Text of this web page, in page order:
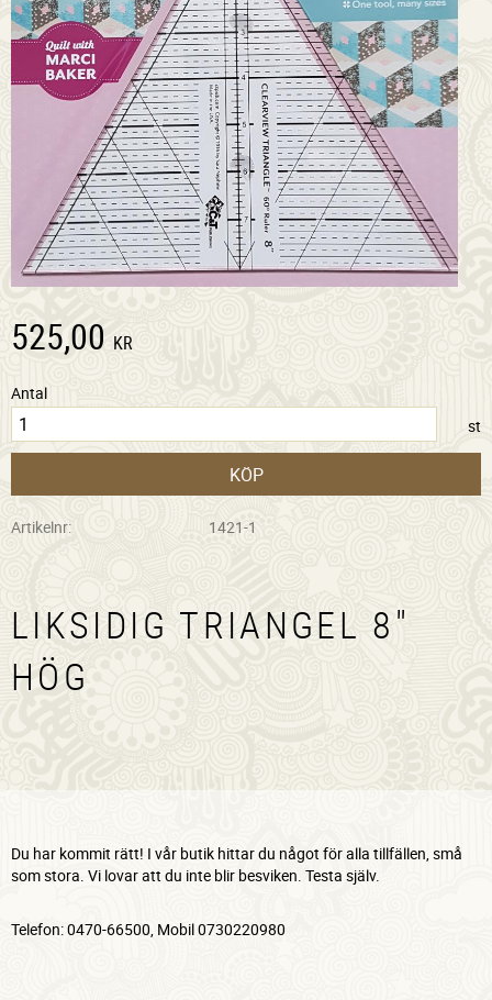
525,00 KR
Antal
st
KÖP
Artikelnr 1421-1
LIKSIDIG TRIANGEL 8"
HÖG
Du har kommit rätt! I vår butik hittar du något för alla tillfällen, små
som stora. Vi lovar att du inte blir besviken. Testa själv.
Telefon: 0470-66500, Mobil 0730220980